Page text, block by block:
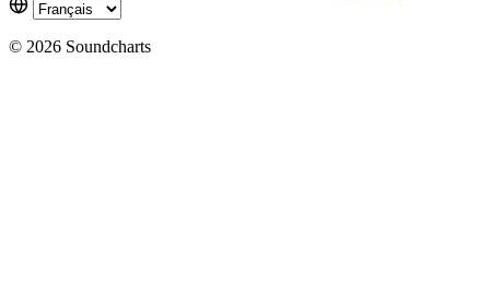
© 2026 Soundcharts